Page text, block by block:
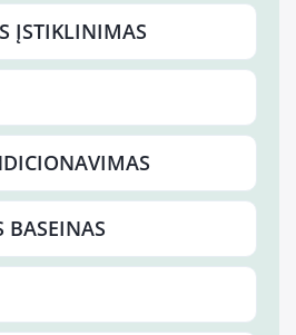
ĮSTIKLINIMAS
BASEINAS